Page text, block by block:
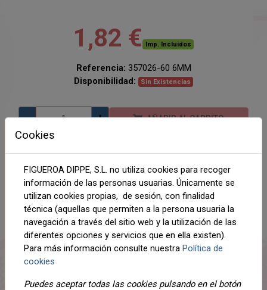
1,82 € Imp. Incluidos
Referencia: 357026-60 6MM
Disponibilidad:
Sin Existencias
AÑADIR AL CARRITO
DESCRIPCIÓN
DETALLES
OPINIONES
Cookies
FIGUEROA DIPPE, S.L. no utiliza cookies para recoger
información de las personas usuarias. Únicamente se
utilizan cookies propias, de sesión, con finalidad
técnica (aquellas que permiten a la persona usuaria la
navegación a través del sitio web y la utilización de las
diferentes opciones y servicios que en ella existen).
Para más información consulte nuestra Política de
cookies
Puedes aceptar todas las cookies pulsando en el botón